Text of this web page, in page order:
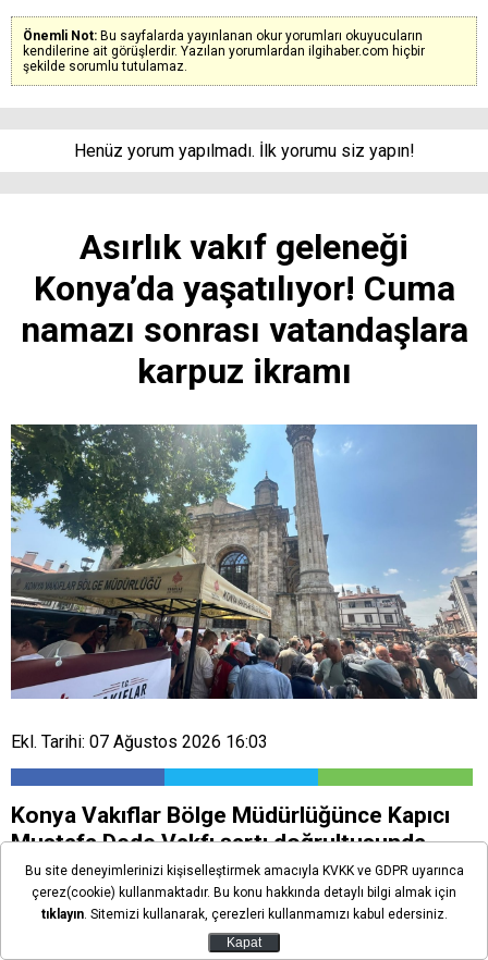
Önemli Not: Bu sayfalarda yayınlanan okur yorumları okuyucuların
kendilerine ait görüşlerdir. Yazılan yorumlardan ilgihaber.com hiçbir
şekilde sorumlu tutulamaz.
Henüz yorum yapılmadı. İlk yorumu siz yapın!
Asırlık vakıf geleneği
Konya’da yaşatılıyor! Cuma
namazı sonrası vatandaşlara
karpuz ikramı
Ekl. Tarihi: 07 Ağustos 2026 16:03
Konya Vakıflar Bölge Müdürlüğünce Kapıcı
Mustafa Dede Vakfı şartı doğrultusunda
cuma namazı sonrası vatandaşlara karpuz
ikram edildi.
Bu site deneyimlerinizi kişiselleştirmek amacıyla KVKK ve GDPR uyarınca
çerez(cookie) kullanmaktadır. Bu konu hakkında detaylı bilgi almak için
tıklayın. Sitemizi kullanarak, çerezleri kullanmamızı kabul edersiniz.
Kapat